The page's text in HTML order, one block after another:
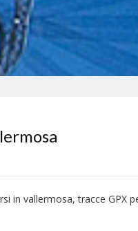
in vallermosa, tracce GPX